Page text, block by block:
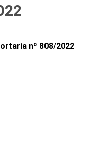
nº 808/2022